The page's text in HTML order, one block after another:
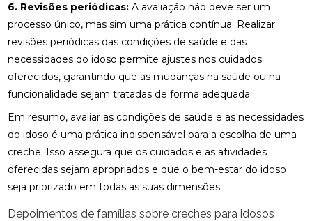
6. Revisões periódicas: A avaliação não deve ser um
processo único, mas sim uma prática contínua. Realizar
revisões periódicas das condições de saúde e das
necessidades do idoso permite ajustes nos cuidados
oferecidos, garantindo que as mudanças na saúde ou na
funcionalidade sejam tratadas de forma adequada.
Em resumo, avaliar as condições de saúde e as necessidades
do idoso é uma prática indispensável para a escolha de uma
creche. Isso assegura que os cuidados e as atividades
oferecidas sejam apropriados e que o bem-estar do idoso
seja priorizado em todas as suas dimensões.
Depoimentos de famílias sobre creches para idosos